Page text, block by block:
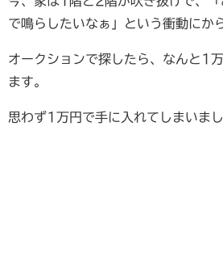
で鳴らしたいなぁ」という衝動にか
オークションで探したら、なんと1
ます。
思わず1万円で手に入れてしまいまし